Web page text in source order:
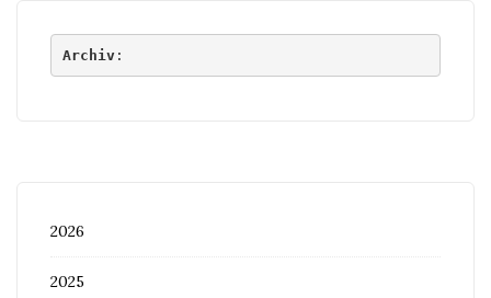
Archiv:
2026
2025